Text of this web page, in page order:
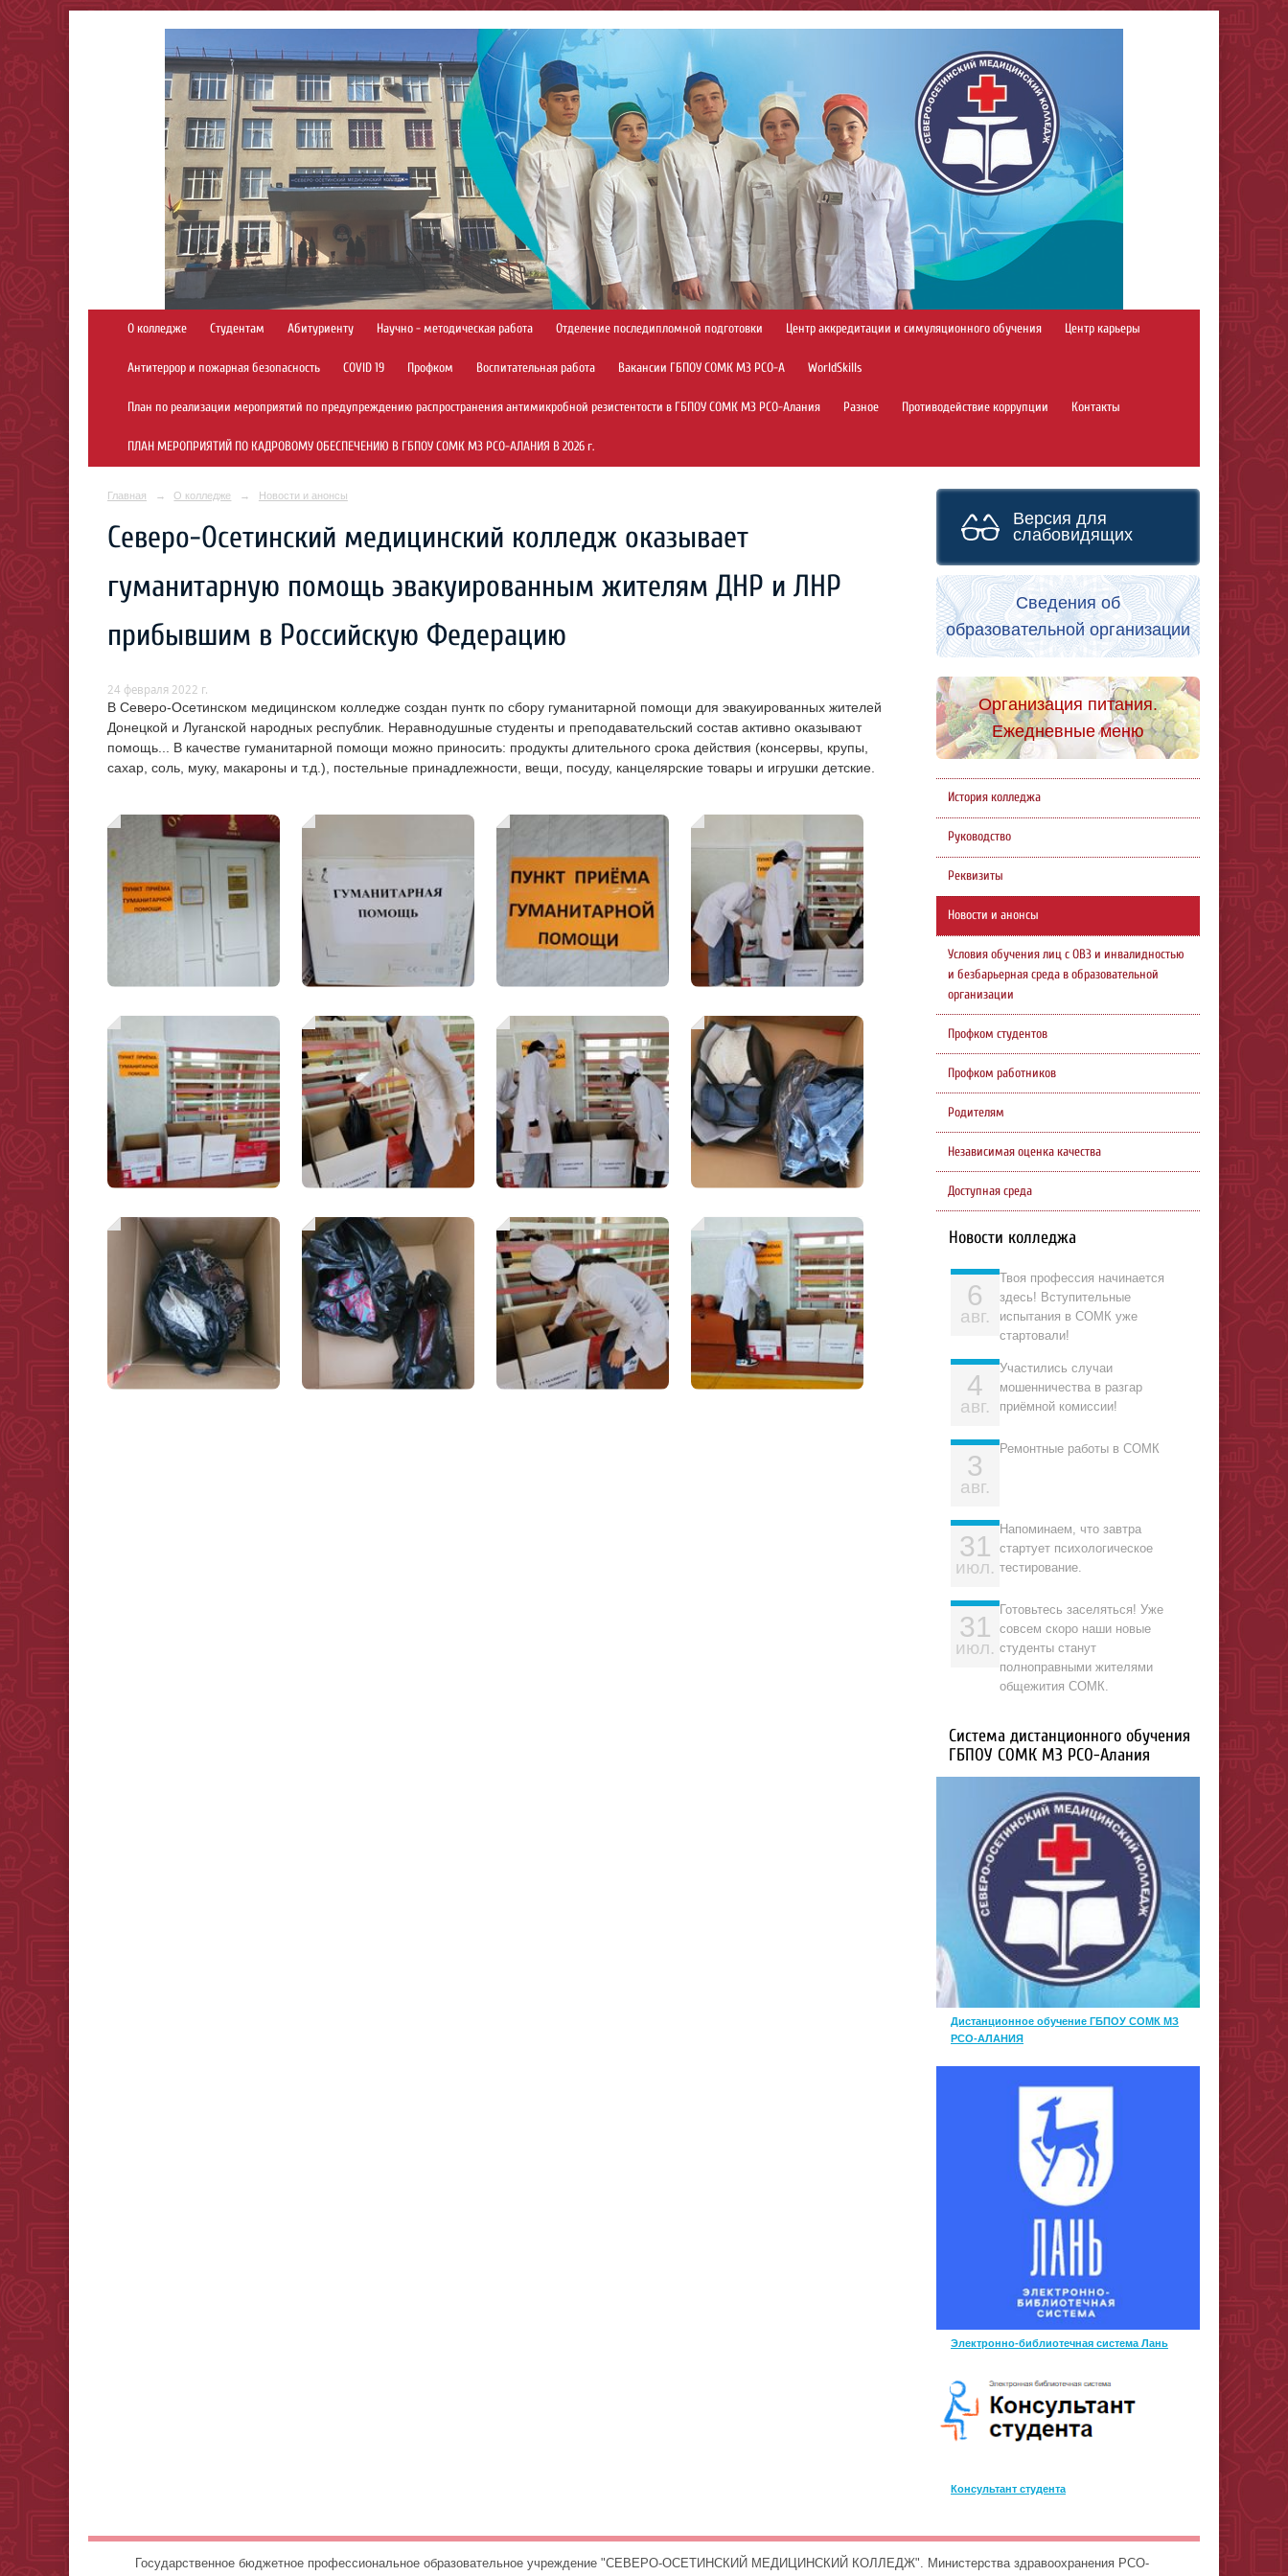
О колледже Студентам Абитуриенту Научно - методическая работа Отделение последипломной подготовки Центр аккредитации и симуляционного обучения Центр карьеры
Антитеррор и пожарная безопасность COVID 19 Профком Воспитательная работа Вакансии ГБПОУ СОМК МЗ РСО-А WorldSkills
План по реализации мероприятий по предупреждению распространения антимикробной резистентости в ГБПОУ СОМК МЗ РСО-Алания Разное Противодействие коррупции Контакты
ПЛАН МЕРОПРИЯТИЙ ПО КАДРОВОМУ ОБЕСПЕЧЕНИЮ В ГБПОУ СОМК МЗ РСО-АЛАНИЯ В 2026 г.
Главная → О колледже → Новости и анонсы
Северо-Осетинский медицинский колледж оказывает
гуманитарную помощь эвакуированным жителям ДНР и ЛНР
прибывшим в Российскую Федерацию
24 февраля 2022 г.
В Северо-Осетинском медицинском колледже создан пунтк по сбору гуманитарной помощи для эвакуированных жителей
Донецкой и Луганской народных республик. Неравнодушные студенты и преподавательский состав активно оказывают
помощь... В качестве гуманитарной помощи можно приносить: продукты длительного срока действия (консервы, крупы,
сахар, соль, муку, макароны и т.д.), постельные принадлежности, вещи, посуду, канцелярские товары и игрушки детские.
Версия для
слабовидящих
Сведения об
образовательной организации
Организация питания.
Ежедневные меню
История колледжа
Руководство
Реквизиты
Новости и анонсы
Условия обучения лиц с ОВЗ и инвалидностью
и безбарьерная среда в образовательной
организации
Профком студентов
Профком работников
Родителям
Независимая оценка качества
Доступная среда
Новости колледжа
6
авг.
Твоя профессия начинается
здесь! Вступительные
испытания в СОМК уже
стартовали!
4
авг.
Участились случаи
мошенничества в разгар
приёмной комиссии!
3
авг.
Ремонтные работы в СОМК
31
июл.
Напоминаем, что завтра
стартует психологическое
тестирование.
31
июл.
Готовьтесь заселяться! Уже
совсем скоро наши новые
студенты станут
полноправными жителями
общежития СОМК.
Система дистанционного обучения
ГБПОУ СОМК МЗ РСО-Алания
Дистанционное обучение ГБПОУ СОМК МЗ
РСО-АЛАНИЯ
Электронно-библиотечная система Лань
Консультант студента
Государственное бюджетное профессиональное образовательное учреждение "СЕВЕРО-ОСЕТИНСКИЙ МЕДИЦИНСКИЙ КОЛЛЕДЖ". Министерства здравоохранения РСО-